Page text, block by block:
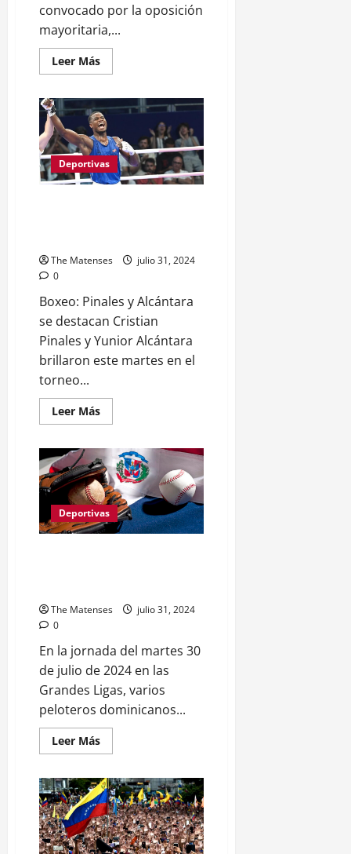
convocado por la oposición
mayoritaria,...
Leer MásLeer
más
Protestas
Masivas
en
Venezuela
contra
Resultados
Electorales
Deportivas
The Matenses
julio 31, 2024
0
Boxeo: Pinales y Alcántara
se destacan Cristian
Pinales y Yunior Alcántara
brillaron este martes en el
torneo...
Leer MásLeer
más
París
2024:
Avances
y
Resultados
de
los
Atletas
Deportivas
The Matenses
julio 31, 2024
0
En la jornada del martes 30
de julio de 2024 en las
Grandes Ligas, varios
peloteros dominicanos...
Leer MásLeer
más
Dominicanos
Montan
Festival
de
Jonrones
en
la